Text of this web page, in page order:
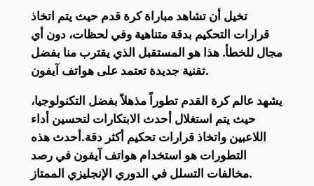
تخيل أن تشاهد مباراة كرة قدم حيث يتم اتخاذ
قرارات التحكيم بدقة متناهية وفي لحظات، دون أي
مجال للخطأ. هذا هو المستقبل الذي يقترب منا بفضل
تقنية جديدة تعتمد على هواتف آيفون.
يشهد عالم كرة القدم تطوراً مذهلاً بفضل التكنولوجيا،
حيث يتم استغلال أحدث الابتكارات لتحسين أداء
اللاعبين واتخاذ قرارات تحكيم أكثر دقة.أحدث هذه
التطورات هو استخدام هواتف آيفون في رصد
مخالفات التسلل في الدوري الإنجليزي الممتاز.